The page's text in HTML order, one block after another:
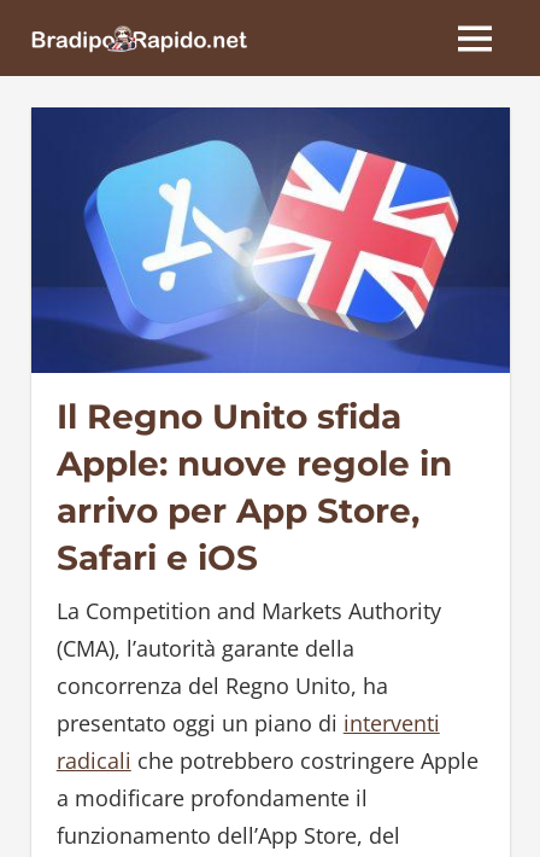
BradipoRapido.net
MENU
Il Regno Unito sfida
Apple: nuove regole in
arrivo per App Store,
Safari e iOS
La Competition and Markets Authority
(CMA), l’autorità garante della
concorrenza del Regno Unito, ha
presentato oggi un piano di interventi
radicali che potrebbero costringere Apple
a modificare profondamente il
funzionamento dell’App Store, del